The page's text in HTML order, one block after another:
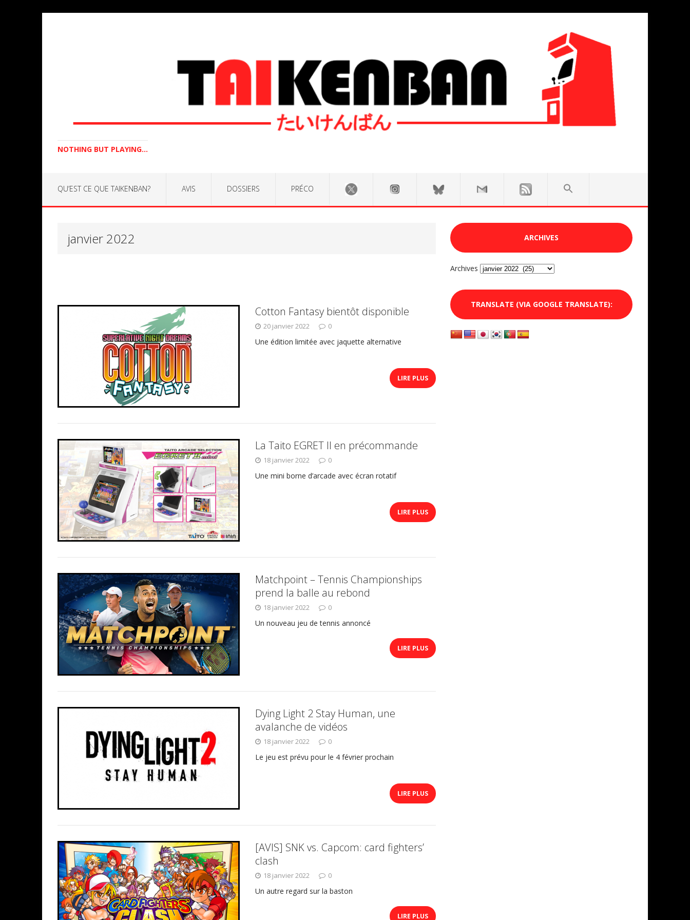
NOTHING BUT PLAYING...
QU’EST CE QUE TAIKENBAN? AVIS DOSSIERS PRÉCO
janvier 2022
Cotton Fantasy bientôt disponible
20 janvier 2022 0
Une édition limitée avec jaquette alternative
LIRE PLUS
La Taito EGRET II en précommande
18 janvier 2022 0
Une mini borne d’arcade avec écran rotatif
LIRE PLUS
Matchpoint – Tennis Championships
prend la balle au rebond
18 janvier 2022 0
Un nouveau jeu de tennis annoncé
LIRE PLUS
Dying Light 2 Stay Human, une
avalanche de vidéos
18 janvier 2022 0
Le jeu est prévu pour le 4 février prochain
LIRE PLUS
[AVIS] SNK vs. Capcom: card fighters’
clash
18 janvier 2022 0
Un autre regard sur la baston
LIRE PLUS
ARCHIVES
Archives
TRANSLATE (VIA GOOGLE TRANSLATE):